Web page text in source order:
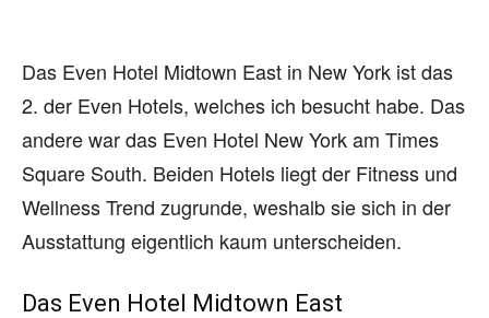
Das Even Hotel Midtown East in New York ist das
2. der Even Hotels, welches ich besucht habe. Das
andere war das Even Hotel New York am Times
Square South. Beiden Hotels liegt der Fitness und
Wellness Trend zugrunde, weshalb sie sich in der
Ausstattung eigentlich kaum unterscheiden.
Das Even Hotel Midtown East